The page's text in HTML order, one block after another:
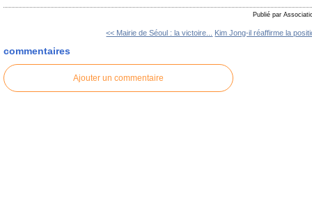
Publié par
<< Mairie de Séoul : la victoire... Kim Jong-il réaffirme la
commentaires
Ajouter un commentaire